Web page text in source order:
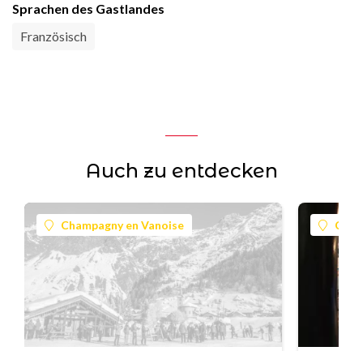
Sprachen des Gastlandes
Französisch
Auch zu entdecken
Champagny en Vanoise